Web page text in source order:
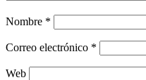
Nombre *
Correo electrónico *
Web